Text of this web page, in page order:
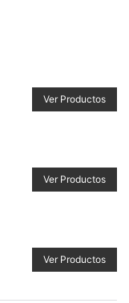
Ver Productos
Ver Productos
Ver Productos